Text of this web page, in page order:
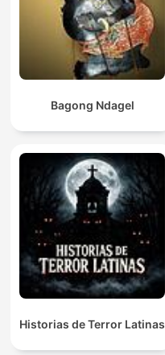
Bagong Ndagel
Historias de Terror Latinas